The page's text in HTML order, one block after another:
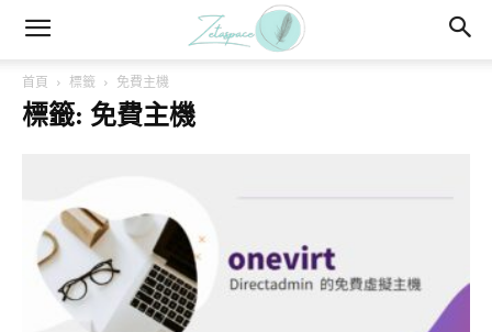
首頁 標籤 免費主機
標籤: 免費主機